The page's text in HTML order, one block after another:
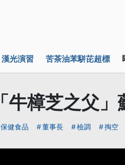
漢光演習 苦茶油苯駢芘超標
「牛樟芝之父
保健食品 董事長 檢調 掏空